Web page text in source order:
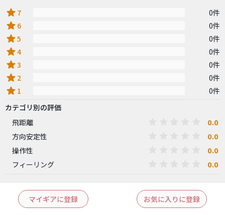
star 7 0件
star 6 0件
star5 0件
star4 0件
star3 0件
star 2 0件
star 1
0件
カテゴリ別の評価
飛距離
0.0
方向安定性 0.0
操作性 0.0
フィーリング 0.0
マイギアに登録 お気に入りに登録